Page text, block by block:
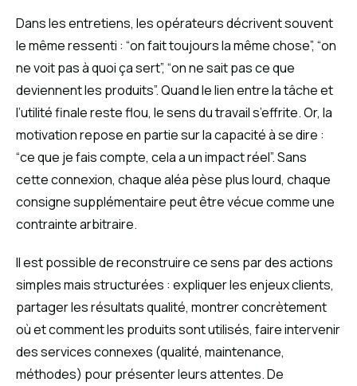
Dans les entretiens, les opérateurs décrivent souvent
le même ressenti : “on fait toujours la même chose”, “on
ne voit pas à quoi ça sert”, “on ne sait pas ce que
deviennent les produits”. Quand le lien entre la tâche et
l’utilité finale reste flou, le sens du travail s’effrite. Or, la
motivation repose en partie sur la capacité à se dire :
“ce que je fais compte, cela a un impact réel”. Sans
cette connexion, chaque aléa pèse plus lourd, chaque
consigne supplémentaire peut être vécue comme une
contrainte arbitraire.
Il est possible de reconstruire ce sens par des actions
simples mais structurées : expliquer les enjeux clients,
partager les résultats qualité, montrer concrètement
où et comment les produits sont utilisés, faire intervenir
des services connexes (qualité, maintenance,
méthodes) pour présenter leurs attentes. De